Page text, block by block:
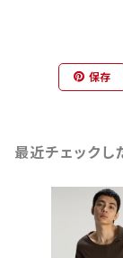
保存
最近チェックし